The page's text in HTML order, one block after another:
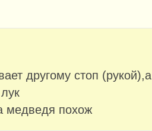
другому стоп (рукой),а
медведя похож